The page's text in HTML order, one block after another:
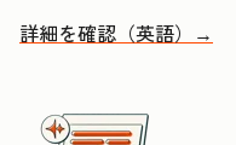
詳細を確認（英語）→